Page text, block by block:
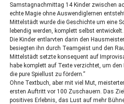
Samstagnachmittag 14 Kinder zwischen
echte Magie ohne Auswendiglernen
Mittelstädt wurde die Geschichte um eine
lebendig werden, komplett selbst entwickelt.
Die Kinder entlarvten darin den
besiegten ihn durch Teamgeist und den
Mittelstädt setzte konsequent auf
habe komplett auf Texte verzichtet, um
die pure Spiellust zu fördern.“
Ohne Textbuch, aber mit viel Mut,
ersten Auftritt vor 100 Zuschauern. Das
positives Erlebnis, das Lust auf mehr